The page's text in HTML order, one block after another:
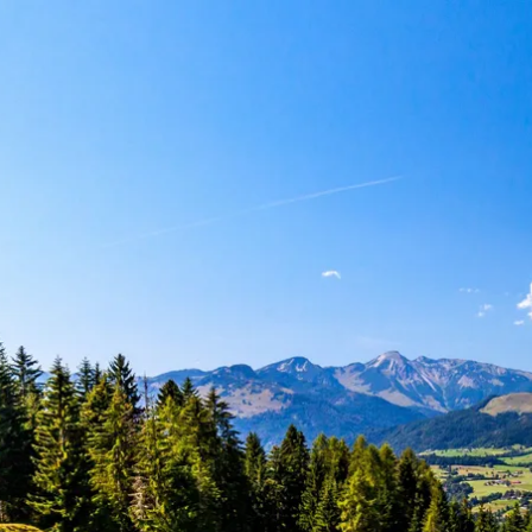
Wandern & Gipfelglück
Mountainbiken
Chiemsee &
Aktivitäten für die Familie
Winter
Golfen
&
Orte